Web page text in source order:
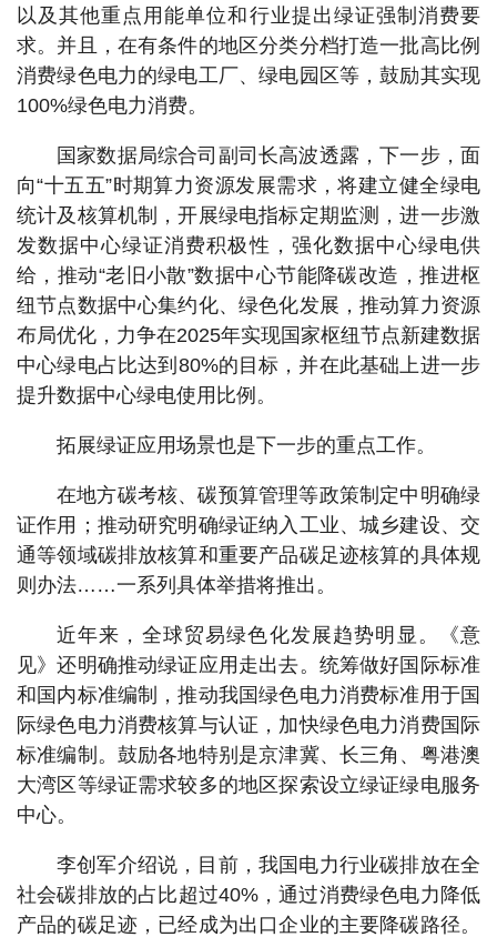
以及其他重点用能单位和行业提出绿证强制消费要
求。并且，在有条件的地区分类分档打造一批高比例
消费绿色电力的绿电工厂、绿电园区等，鼓励其实现
100%绿色电力消费。
国家数据局综合司副司长高波透露，下一步，面
向“十五五”时期算力资源发展需求，将建立健全绿电
统计及核算机制，开展绿电指标定期监测，进一步激
发数据中心绿证消费积极性，强化数据中心绿电供
给，推动“老旧小散”数据中心节能降碳改造，推进枢
纽节点数据中心集约化、绿色化发展，推动算力资源
布局优化，力争在2025年实现国家枢纽节点新建数据
中心绿电占比达到80%的目标，并在此基础上进一步
提升数据中心绿电使用比例。
拓展绿证应用场景也是下一步的重点工作。
在地方碳考核、碳预算管理等政策制定中明确绿
证作用；推动研究明确绿证纳入工业、城乡建设、交
通等领域碳排放核算和重要产品碳足迹核算的具体规
则办法……一系列具体举措将推出。
近年来，全球贸易绿色化发展趋势明显。《意
见》还明确推动绿证应用走出去。统筹做好国际标准
和国内标准编制，推动我国绿色电力消费标准用于国
际绿色电力消费核算与认证，加快绿色电力消费国际
标准编制。鼓励各地特别是京津冀、长三角、粤港澳
大湾区等绿证需求较多的地区探索设立绿证绿电服务
中心。
李创军介绍说，目前，我国电力行业碳排放在全
社会碳排放的占比超过40%，通过消费绿色电力降低
产品的碳足迹，已经成为出口企业的主要降碳路径。